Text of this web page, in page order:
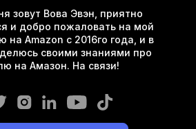
зовут Вова Эвэн, приятно
и добро пожаловать на мой
на Amazon с 2016го года, и в
своими знаниями про
на Амазон. На связи!